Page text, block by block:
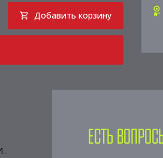
Добавить корзину
Есть